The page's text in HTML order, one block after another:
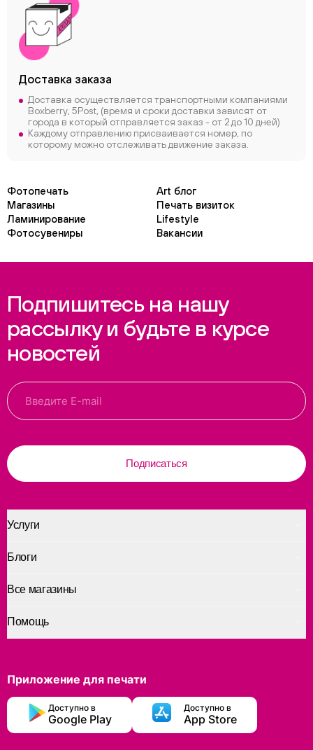
Доставка заказа
Доставка осуществляется транспортными компаниями
Boxberry, 5Post, (время и сроки доставки зависят от
города в который отправляется заказ - от 2 до 10 дней)
Каждому отправлению присваивается номер, по
которому можно отслеживать движение заказа.
Фотопечать
Art блог
Магазины
Печать визиток
Ламинирование
Lifestyle
Фотосувениры
Вакансии
Подпишитесь на нашу
рассылку и будьте в курсе
новостей
Подписаться
Услуги
Помощь
Блоги
Все магазины
Приложение для печати
Доступно в
Google Play
Доступно в
App Store